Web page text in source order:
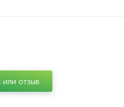
отзыв